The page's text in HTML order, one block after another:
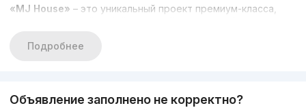
«MJ House» – это уникальный проект премиум-класса,
включает в себя 32 роскошных коттеджа, построенных с
Здесь сочетаются приватность, удобство и изысканный
стиль жизни, создание«MJ House»делает выбор для
Подробнее
Объявление заполнено не корректно?